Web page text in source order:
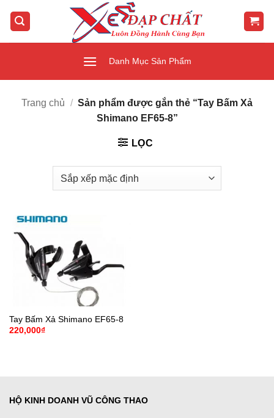
qua
Danh Mục Sản Phẩm
Trang chủ / Sản phẩm được gắn thẻ “Tay Bấm Xả
Shimano EF65-8”
LỌC
Tay Bấm Xả Shimano EF65-8
220,000₫
HỘ KINH DOANH VŨ CÔNG THAO